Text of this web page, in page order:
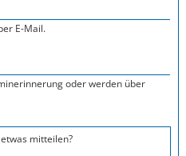
E-Mail.
oder werden über
mitteilen?